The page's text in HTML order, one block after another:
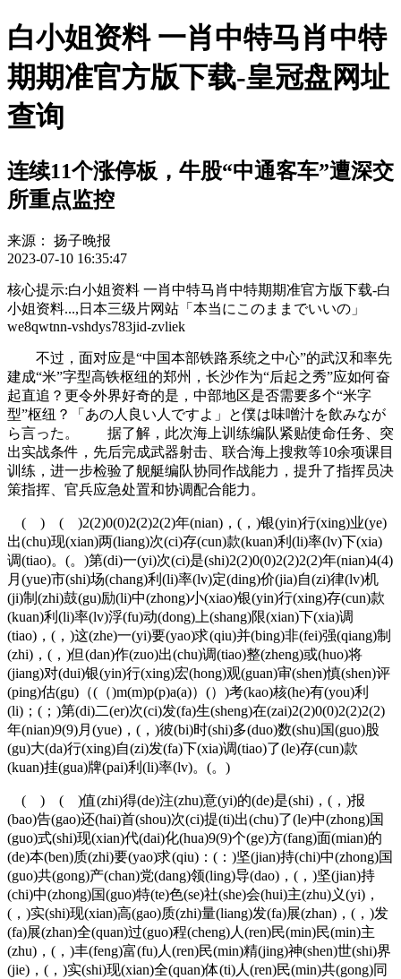
白小姐资料 一肖中特马肖中特
期期准官方版下载-皇冠盘网址
查询
连续11个涨停板，牛股“中通客车”遭深交
所重点监控
来源：
扬子晚报
2023-07-10 16:35:47
核心提示:白小姐资料 一肖中特马肖中特期期准官方版下载-白
小姐资料...,日本三级片网站「本当にこのままでいいの」
we8qwtnn-vshdys783jid-zvliek
不过，面对应是“中国本部铁路系统之中心”的武汉和率先
建成“米”字型高铁枢纽的郑州，长沙作为“后起之秀”应如何奋
起直追？更令外界好奇的是，中部地区是否需要多个“米字
型”枢纽？「あの人良い人ですよ」と僕は味噌汁を飲みなが
ら言った。 据了解，此次海上训练编队紧贴使命任务、突
出实战条件，先后完成武器射击、联合海上搜救等10余项课目
训练，进一步检验了舰艇编队协同作战能力，提升了指挥员决
策指挥、官兵应急处置和协调配合能力。
( ) ( )2(2)0(0)2(2)2(2)年(nian)，(，)银(yin)行(xing)业(ye)
出(chu)现(xian)两(liang)次(ci)存(cun)款(kuan)利(li)率(lv)下(xia)
调(tiao)。(。)第(di)一(yi)次(ci)是(shi)2(2)0(0)2(2)2(2)年(nian)4(4)
月(yue)市(shi)场(chang)利(li)率(lv)定(ding)价(jia)自(zi)律(lv)机
(ji)制(zhi)鼓(gu)励(li)中(zhong)小(xiao)银(yin)行(xing)存(cun)款
(kuan)利(li)率(lv)浮(fu)动(dong)上(shang)限(xian)下(xia)调
(tiao)，(，)这(zhe)一(yi)要(yao)求(qiu)并(bing)非(fei)强(qiang)制
(zhi)，(，)但(dan)作(zuo)出(chu)调(tiao)整(zheng)或(huo)将
(jiang)对(dui)银(yin)行(xing)宏(hong)观(guan)审(shen)慎(shen)评
(ping)估(gu)（(（)m(m)p(p)a(a)）(）)考(kao)核(he)有(you)利
(li)；(；)第(di)二(er)次(ci)发(fa)生(sheng)在(zai)2(2)0(0)2(2)2(2)
年(nian)9(9)月(yue)，(，)彼(bi)时(shi)多(duo)数(shu)国(guo)股
(gu)大(da)行(xing)自(zi)发(fa)下(xia)调(tiao)了(le)存(cun)款
(kuan)挂(gua)牌(pai)利(li)率(lv)。(。)
( ) ( )值(zhi)得(de)注(zhu)意(yi)的(de)是(shi)，(，)报
(bao)告(gao)还(hai)首(shou)次(ci)提(ti)出(chu)了(le)中(zhong)国
(guo)式(shi)现(xian)代(dai)化(hua)9(9)个(ge)方(fang)面(mian)的
(de)本(ben)质(zhi)要(yao)求(qiu)：(：)坚(jian)持(chi)中(zhong)国
(guo)共(gong)产(chan)党(dang)领(ling)导(dao)，(，)坚(jian)持
(chi)中(zhong)国(guo)特(te)色(se)社(she)会(hui)主(zhu)义(yi)，
(，)实(shi)现(xian)高(gao)质(zhi)量(liang)发(fa)展(zhan)，(，)发
(fa)展(zhan)全(quan)过(guo)程(cheng)人(ren)民(min)民(min)主
(zhu)，(，)丰(feng)富(fu)人(ren)民(min)精(jing)神(shen)世(shi)界
(jie)，(，)实(shi)现(xian)全(quan)体(ti)人(ren)民(min)共(gong)同